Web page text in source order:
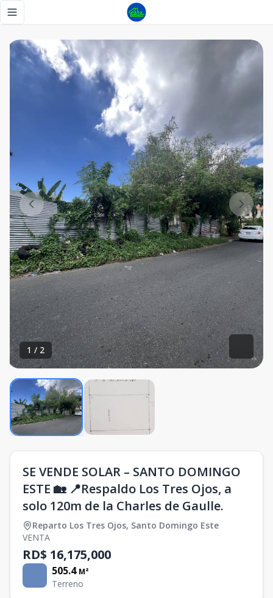
Toggle navigation menu
1 / 2
SE VENDE SOLAR – SANTO DOMINGO
ESTE 🏡 📍Respaldo Los Tres Ojos, a
solo 120m de la Charles de Gaulle.
Reparto Los Tres Ojos, Santo Domingo Este
VENTA
RD$ 16,175,000
505.4 M²
Terreno
SE VENDE SOLAR – SANTO DOMINGO ESTE 🏡